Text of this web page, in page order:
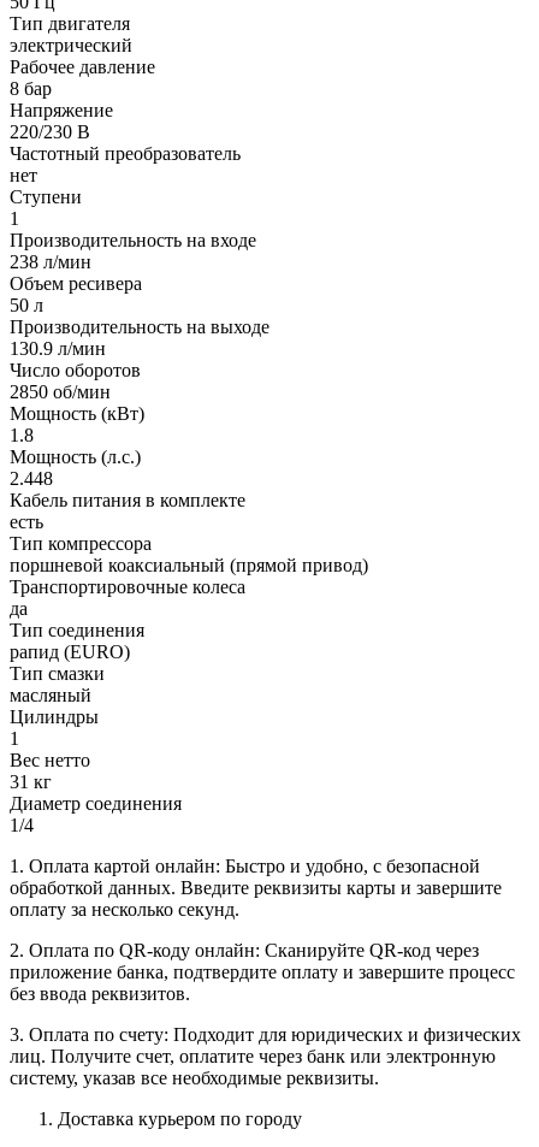
Тип двигателя
электрический
Рабочее давление
8 бар
Напряжение
220/230 В
Частотный преобразователь
нет
Ступени
1
Производительность на входе
238 л/мин
Объем ресивера
50 л
Производительность на выходе
130.9 л/мин
Число оборотов
2850 об/мин
Мощность (кВт)
1.8
Мощность (л.с.)
2.448
Кабель питания в комплекте
есть
Тип компрессора
поршневой коаксиальный (прямой привод)
Транспортировочные колеса
да
Тип соединения
рапид (EURO)
Тип смазки
масляный
Цилиндры
1
Вес нетто
31 кг
Диаметр соединения
1/4
1. Оплата картой онлайн: Быстро и удобно, с безопасной
обработкой данных. Введите реквизиты карты и завершите
оплату за несколько секунд.
2. Оплата по QR-коду онлайн: Сканируйте QR-код через
приложение банка, подтвердите оплату и завершите процесс
без ввода реквизитов.
3. Оплата по счету: Подходит для юридических и физических
лиц. Получите счет, оплатите через банк или электронную
систему, указав все необходимые реквизиты.
Доставка курьером по городу